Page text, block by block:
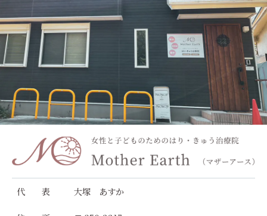
代 表 大塚 あすか